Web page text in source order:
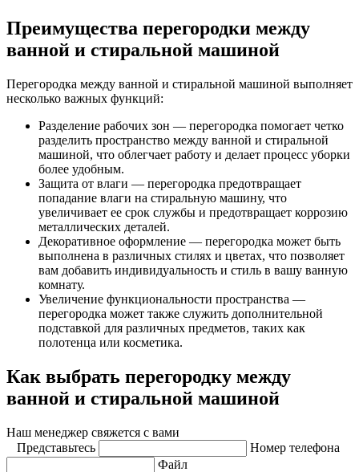
Преимущества перегородки между
ванной и стиральной машиной
Перегородка между ванной и стиральной машиной выполняет
несколько важных функций:
Разделение рабочих зон — перегородка помогает четко
разделить пространство между ванной и стиральной
машиной, что облегчает работу и делает процесс уборки
более удобным.
Защита от влаги — перегородка предотвращает
попадание влаги на стиральную машину, что
увеличивает ее срок службы и предотвращает коррозию
металлических деталей.
Декоративное оформление — перегородка может быть
выполнена в различных стилях и цветах, что позволяет
вам добавить индивидуальность и стиль в вашу ванную
комнату.
Увеличение функциональности пространства —
перегородка может также служить дополнительной
подставкой для различных предметов, таких как
полотенца или косметика.
Как выбрать перегородку между
ванной и стиральной машиной
Наш менеджер свяжется с вами
Представьтесь
Номер телефона
Файл